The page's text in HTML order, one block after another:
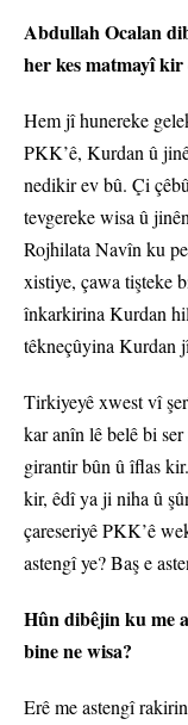
Abdullah Ocalan
her kes matmayî kir
Hem jî hunereke
PKK’ê, Kurdan û
nedikir ev bû. Çi
tevgereke wisa û
Rojhilata Navîn ku
xistiye, çawa tişteke
înkarkirina Kurdan
têkneçûyina Kurdan
Tirkiyeyê xwest vî
kar anîn lê belê bi
girantir bûn û îflas
kir, êdî ya ji niha û
çareseriyê PKK’ê
astengî ye? Baş e
Hûn dibêjin ku me
bine ne wisa?
Erê me astengî